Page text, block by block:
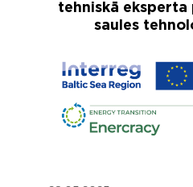
tehniskā eksperta
saules